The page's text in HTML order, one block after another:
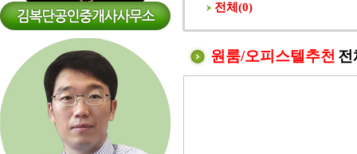
전체(0)
원룸/오피스텔추천 전